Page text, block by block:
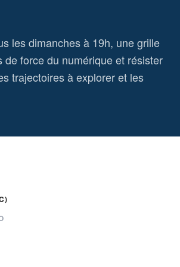
les dimanches à 19h, une grille
force du numérique et résister
trajectoires à explorer et les